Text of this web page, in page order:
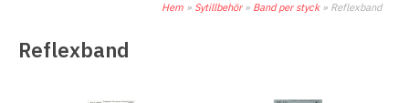
Hem » Sytillbehör» Band per styck» Reflexband
Reflexband